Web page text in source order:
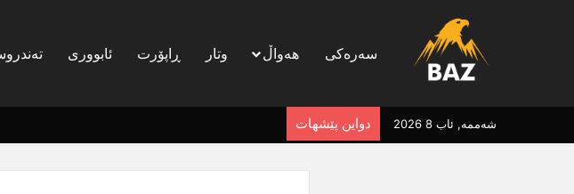
سەرەکی هەواڵ وتار ڕاپۆرت ئابووری
شەممە, ئاب 8 2026 دواین پێشهات